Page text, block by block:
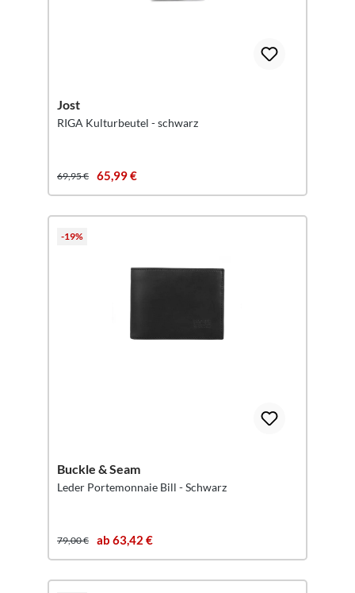
Jost
RIGA Kulturbeutel - schwarz
69,95 € 65,99 €
-19%
Buckle & Seam
Leder Portemonnaie Bill - Schwarz
79,00 € ab 63,42 €